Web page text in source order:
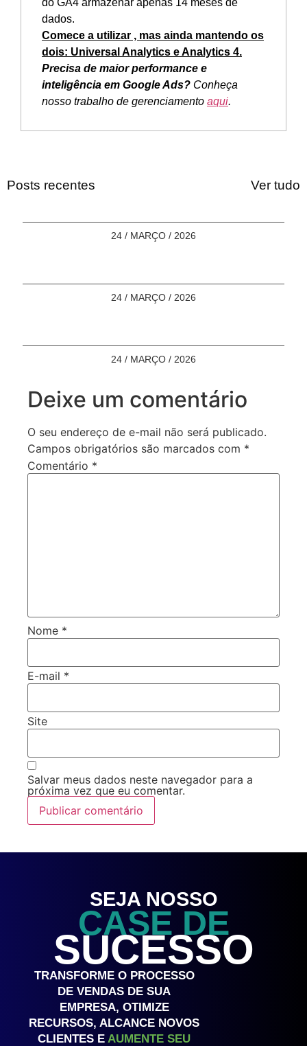
dados.
Comece a utilizar , mas ainda mantendo os
dois: Universal Analytics e Analytics 4.
Precisa de maior performance e
inteligência em Google Ads? Conheça
nosso trabalho de gerenciamento aqui.
Posts recentes Ver tudo
24 / MARÇO / 2026
24 / MARÇO / 2026
24 / MARÇO / 2026
Deixe um comentário
O seu endereço de e-mail não será publicado.
Campos obrigatórios são marcados com *
Comentário *
Nome *
E-mail *
Site
Salvar meus dados neste navegador para a
próxima vez que eu comentar.
SEJA NOSSO
CASE DE
SUCESSO
TRANSFORME O PROCESSO
DE VENDAS DE SUA
EMPRESA, OTIMIZE
RECURSOS, ALCANCE NOVOS
CLIENTES E AUMENTE SEU